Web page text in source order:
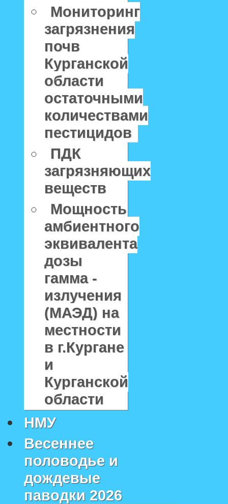
Мониторинг
загрязнения
почв
Курганской
области
остаточными
количествами
пестицидов
ПДК
загрязняющих
веществ
Мощность
амбиентного
эквивалента
дозы
гамма -
излучения
(МАЭД) на
местности
в г.Кургане
и
Курганской
области
НМУ
Весеннее
половодье и
дождевые
паводки 2026